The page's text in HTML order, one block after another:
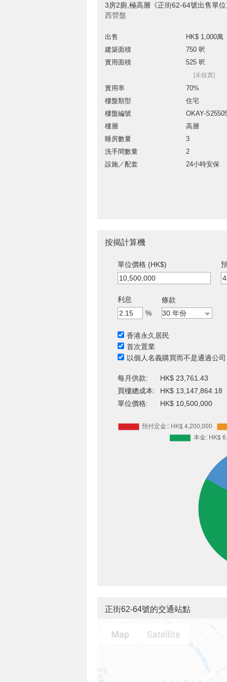
3房2廁,極高層《正街62-64號出售單
西營盤
出售
HK$ 1,000萬
建築面積
750 呎
實用面積
525 呎
[未核實]
實用率
70%
樓盤類型
住宅
樓盤編號
OKAY-
樓層
高層
睡房數量
3
洗手間數量
2
設施／配套
24小時安保
按揭計算機
單位價格 (HK$)
利息
%
條款
香港永久居民
首次置業
以個人名義購買而不是通過公司
每月供款:
HK$ 23,761.43
買樓總成本:
HK$ 13,147,864.18
單位價格:
HK$ 10,500,000
正街62-64號的交通站點